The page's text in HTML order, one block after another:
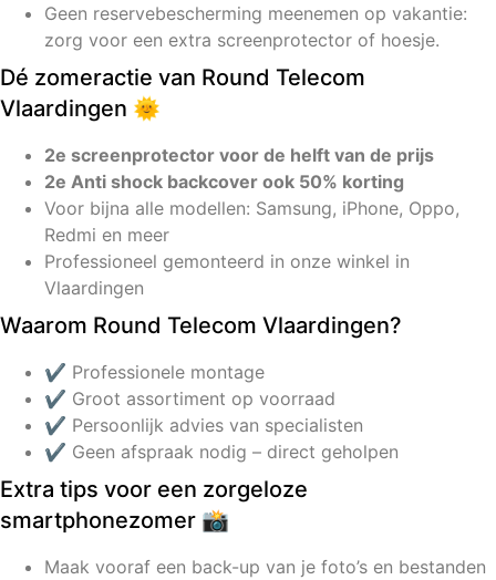
Geen reservebescherming meenemen op vakantie:
zorg voor een extra screenprotector of hoesje.
Dé zomeractie van Round Telecom
Vlaardingen 🌞
2e screenprotector voor de helft van de prijs
2e Anti shock backcover ook 50% korting
Voor bijna alle modellen: Samsung, iPhone, Oppo,
Redmi en meer
Professioneel gemonteerd in onze winkel in
Vlaardingen
Waarom Round Telecom Vlaardingen?
✔️ Professionele montage
✔️ Groot assortiment op voorraad
✔️ Persoonlijk advies van specialisten
✔️ Geen afspraak nodig – direct geholpen
Extra tips voor een zorgeloze
smartphonezomer 📸
Maak vooraf een back-up van je foto’s en bestanden